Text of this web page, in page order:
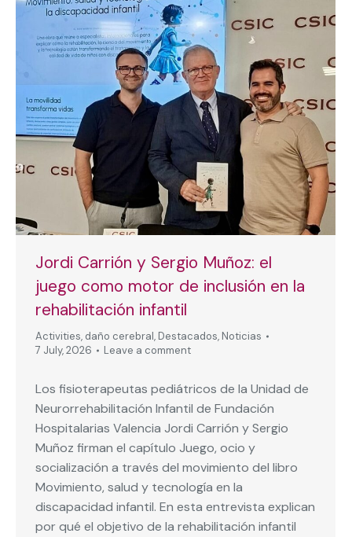
Jordi Carrión y Sergio Muñoz: el
juego como motor de inclusión en la
rehabilitación infantil
Activities, daño cerebral, Destacados, Noticias
7 July, 2026
Leave a comment
Los fisioterapeutas pediátricos de la Unidad de
Neurorrehabilitación Infantil de Fundación
Hospitalarias Valencia Jordi Carrión y Sergio
Muñoz firman el capítulo Juego, ocio y
socialización a través del movimiento del libro
Movimiento, salud y tecnología en la
discapacidad infantil. En esta entrevista explican
por qué el objetivo de la rehabilitación infantil